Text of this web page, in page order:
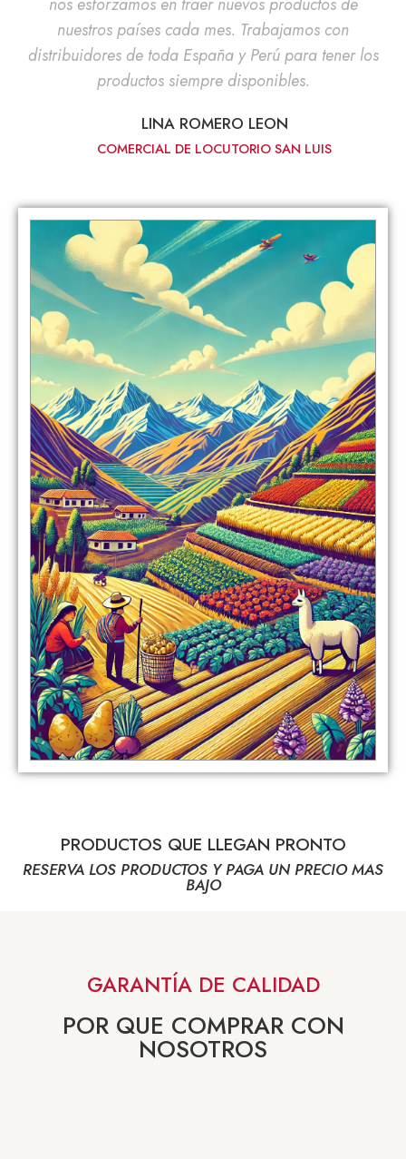
nuestros países cada mes. Trabajamos con
distribuidores de toda España y Perú para tener los
productos siempre disponibles.
LINA ROMERO LEON
COMERCIAL DE LOCUTORIO SAN LUIS
PRODUCTOS QUE LLEGAN PRONTO
RESERVA LOS PRODUCTOS Y PAGA UN PRECIO MAS
BAJO
GARANTÍA DE CALIDAD
POR QUE COMPRAR CON
NOSOTROS